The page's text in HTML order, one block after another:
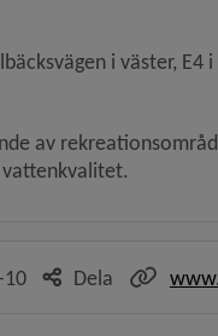
i väster,
av
vattenkvalitet.
10 Dela